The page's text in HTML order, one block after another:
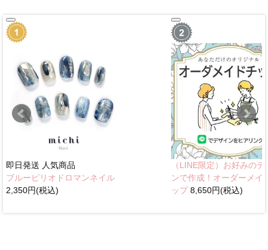
即日発送 人気商品
ブルーピリオドロマンネイル
2,350円(税込)
（LINE限定）お好みのデ
ンで作成！オーダーメイ
ップ8,650円(税込)